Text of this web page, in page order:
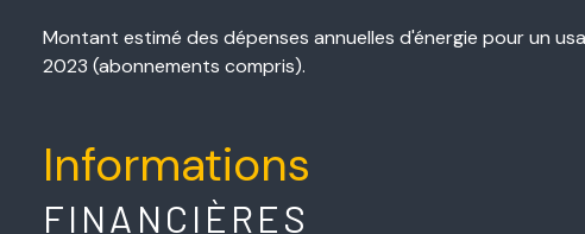
Montant estimé des dépenses annuelles d'énergie pour un
2023 (abonnements compris).
Informations
FINANCIÈRES